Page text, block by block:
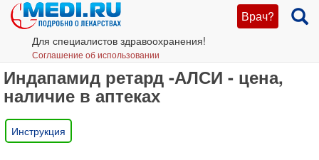
Врач?
Для специалистов здравоохранения!
Соглашение об использовании
Индапамид ретард -АЛСИ - цена,
наличие в аптеках
Инструкция